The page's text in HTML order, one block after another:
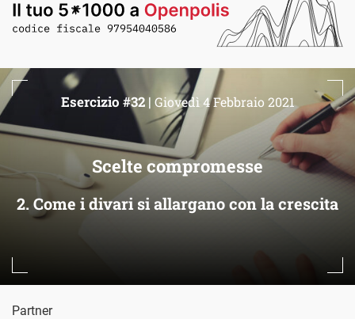
Scelte compromesse
2. Come i divari si allargano con la crescita
Esercizio #32 | Giovedì 4 Febbraio 2021
Partner